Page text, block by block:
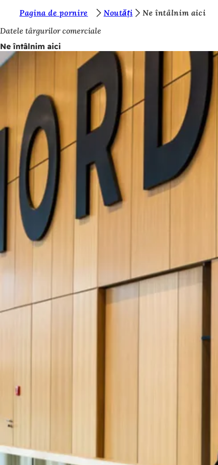
Salt la conținut
u
n
t
i
Pagina de pornire Noutăți
Ne întâlnim aici
Datele târgurilor comerciale
Ne întâlnim aici